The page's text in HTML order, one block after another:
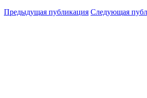
Предыдущая публикация Следующая